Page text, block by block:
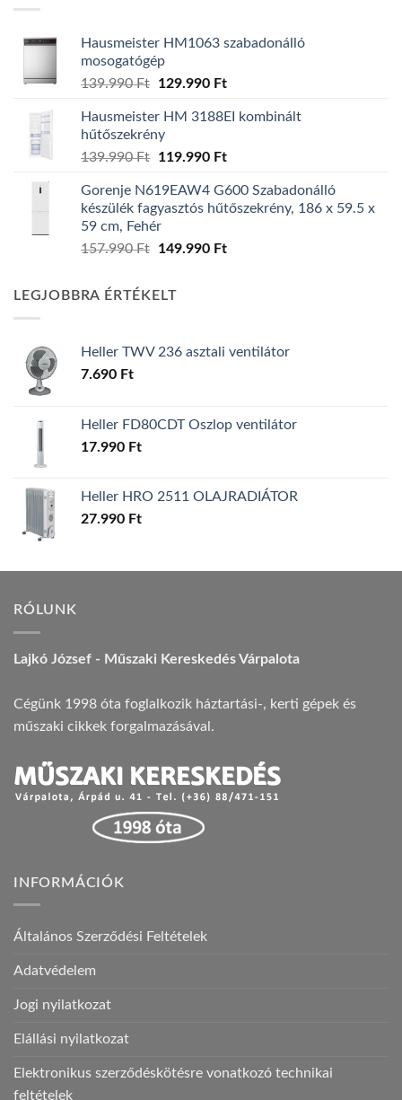
Hausmeister HM1063 szabadonálló
mosogatógép
139.990Ft
Original
was:
139.990 Ft.
129.990 FtCurrent
is:
Hausmeister HM 3188EI kombinált
hűtőszekrény
139.990Ft
Original
was:
139.990 Ft.
119.990 FtCurrent
is:
119.990 Ft.
Gorenje N619EAW4 G600 Szabadonálló
készülék fagyasztós hűtőszekrény, 186 x 59.5 x
59 cm, Fehér
157.990Ft
Original
157.990 Ft.
149.990 FtCurrent
LEGJOBBRA ÉRTÉKELT
Heller TWV 236 asztali ventilátor
7.690 Ft
Heller FD80CDT Oszlop ventilátor
17.990 Ft
Heller HRO 2511 OLAJRADIÁTOR
27.990 Ft
RÓLUNK
Lajkó József - Műszaki Kereskedés Várpalota
Cégünk 1998 óta foglalkozik háztartási-, kerti gépek és
műszaki cikkek forgalmazásával.
INFORMÁCIÓK
Általános Szerződési Feltételek
Adatvédelem
Jogi nyilatkozat
Elállási nyilatkozat
Elektronikus szerződéskötésre vonatkozó technikai
feltételek